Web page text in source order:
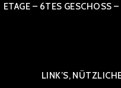
TAGE – 6TES GESCHOSS –
LINK’S,